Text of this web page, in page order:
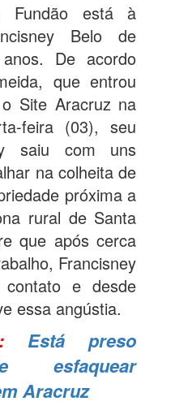
Fundão está à
Belo de
De acordo
que entrou
Site Aracruz na
feira (03), seu
saiu com uns
na colheita de
próxima a
rural de Santa
que após cerca
Francisney
e desde
essa angústia.
Está preso
esfaquear
Aracruz